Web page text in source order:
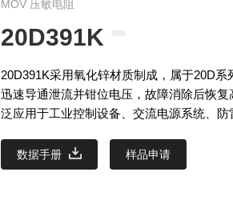
MOV 压敏电阻
20D391K
20D391K采用氧化锌材质制成，属于20D
迅速导通泄流并钳位电压，故障消除后恢
泛应用于工业控制设备、交流电源系统、防
数据手册 样品申请